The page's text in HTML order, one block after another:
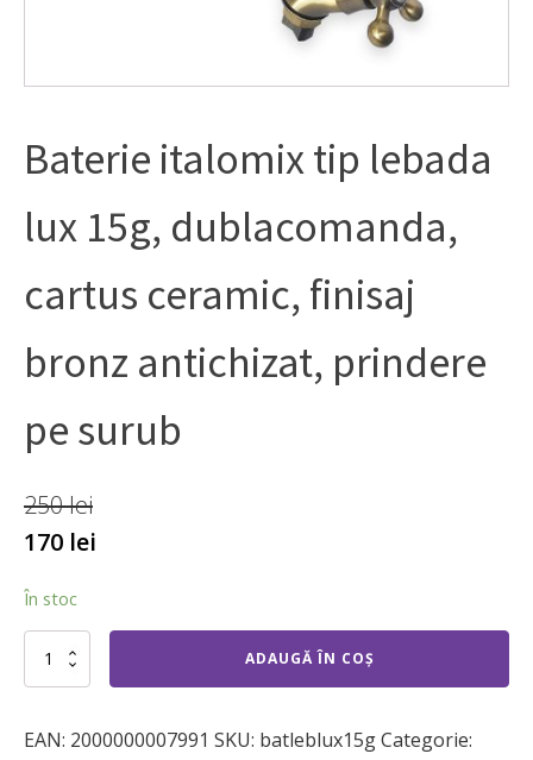
Baterie italomix tip lebada
lux 15g, dublacomanda,
cartus ceramic, finisaj
bronz antichizat, prindere
pe surub
250lei
170 lei
În stoc
Cantitate
lebada
ADAUGĂ ÎN COȘ
EAN: 2000000007991 SKU: batleblux15gCategorie: